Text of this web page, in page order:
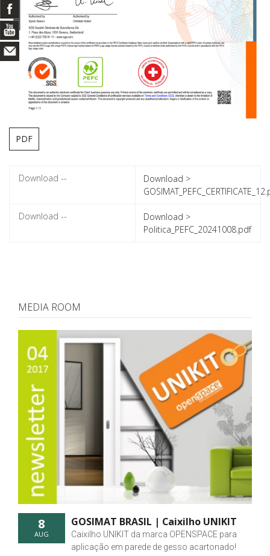
PDF
Download >
Download >
Politica_PEFC_20241008.pdf
MEDIA ROOM
8
AUG
GOSIMAT BRASIL | Caixilho UNIKIT
Caixilho UNIKIT da marca OPENSPACE para
aplicação em parede de gesso acartonado!